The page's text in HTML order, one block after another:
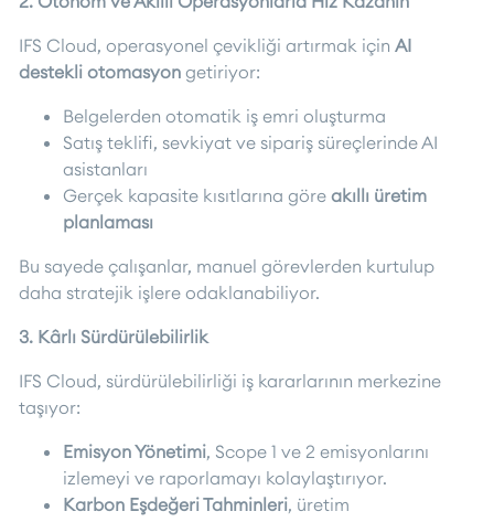
IFS Cloud, operasyonel çevikliği artırmak için AI
destekli otomasyon getiriyor:
Belgelerden otomatik iş emri oluşturma
Satış teklifi, sevkiyat ve sipariş süreçlerinde AI
asistanları
Gerçek kapasite kısıtlarına göre akıllı üretim
planlaması
Bu sayede çalışanlar, manuel görevlerden kurtulup
daha stratejik işlere odaklanabiliyor.
3. Kârlı Sürdürülebilirlik
IFS Cloud, sürdürülebilirliği iş kararlarının merkezine
taşıyor:
Emisyon Yönetimi, Scope 1 ve 2 emisyonlarını
izlemeyi ve raporlamayı kolaylaştırıyor.
Karbon Eşdeğeri Tahminleri, üretim